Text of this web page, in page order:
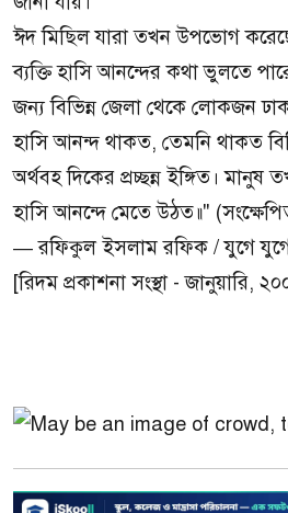
ঈদ মিছিল যারা তখন উপভোগ
ব্যক্তি হাসি আনন্দের কথা ভুলতে
জন্য বিভিন্ন জেলা থেকে লোকজন
হাসি আনন্দ থাকত, তেমনি থাকত
অর্থবহ দিকের প্রচ্ছন্ন ইঙ্গিত।
হাসি আনন্দে মেতে উঠত॥"
— রফিকুল ইসলাম রফিক / যুগে যুগে
[রিদম প্রকাশনা সংস্থা - জানুয়ারি,